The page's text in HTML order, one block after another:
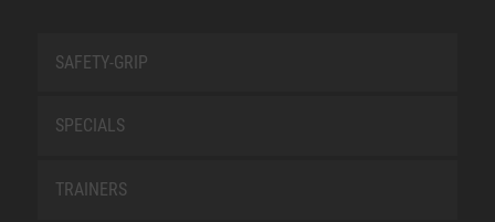
SAFETY-GRIP
SPECIALS
TRAINERS